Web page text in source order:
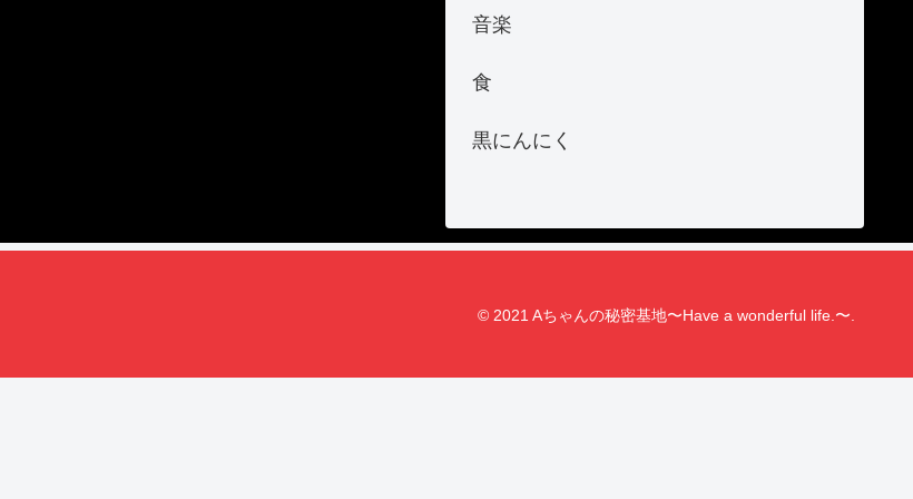
音楽
食
黒にんにく
© 2021 Aちゃんの秘密基地〜Have a wonderful life.〜.